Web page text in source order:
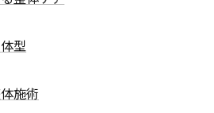
型
施術